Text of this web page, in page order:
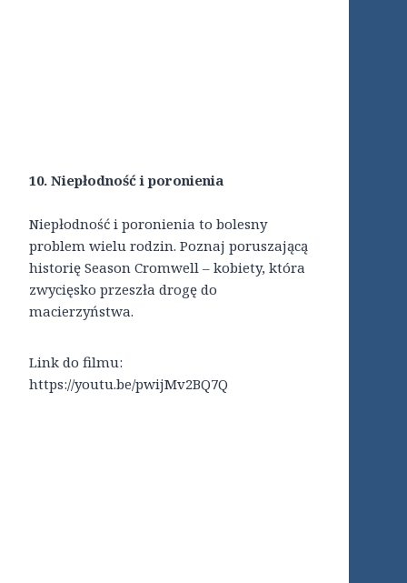
10. Niepłodność i poronienia
Niepłodność i poronienia to bolesny
problem wielu rodzin. Poznaj poruszającą
historię Season Cromwell – kobiety, która
zwycięsko przeszła drogę do
macierzyństwa.
Link do filmu:
https://youtu.be/pwijMv2BQ7Q